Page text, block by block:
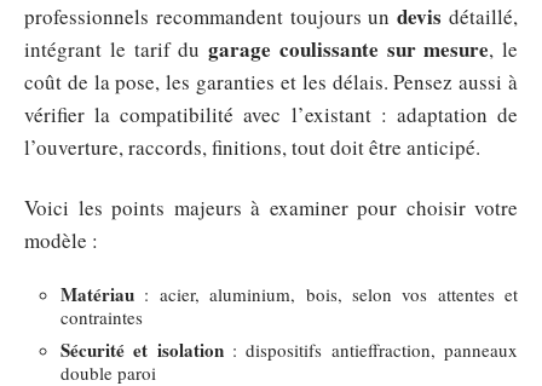
professionnels recommandent toujours undevis détaillé,
intégrant le tarif du garage coulissante sur mesure, le
coût de la pose, les garanties et les délais. Pensez aussi à
vérifier la compatibilité avec l’existant : adaptation de
l’ouverture, raccords, finitions, tout doit être anticipé.
Voici les points majeurs à examiner pour choisir votre
modèle :
Matériau : acier, aluminium, bois, selon vos attentes et
contraintes
Sécurité et isolation: dispositifs antieffraction, panneaux
double paroi